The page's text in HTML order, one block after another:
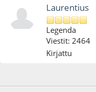
Laurentius
Legenda
Viestit: 2464
Kirjattu